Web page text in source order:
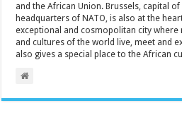
and the African Union. Brussels, capital
headquarters of NATO, is also at the
exceptional and cosmopolitan city
and cultures of the world live, meet and
also gives a special place to the African